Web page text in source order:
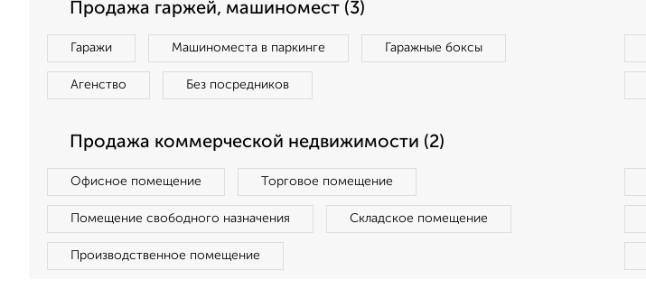
Продажа гаржей, машиномест (3)
Гаражи Машиноместа в паркинге Гаражные боксы
Агенство Без посредников
Продажа коммерческой недвижимости (2)
Офисное помещение Торговое помещение
Помещение свободного назначения Складское помещение
Производственное помещение